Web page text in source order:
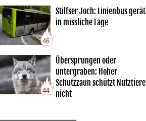
46
Stilfser Joch: Linienbus gerät
in missliche Lage
44
Übersprungen oder
untergraben: Hoher
Schutzzaun schützt Nutztiere
nicht